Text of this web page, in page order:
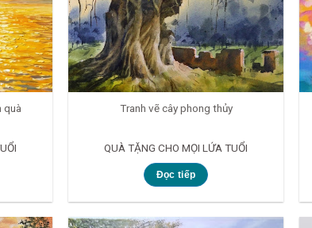
quà Tranh vẽ cây phong thủy
QUÀ TẶNG CHO MỌI LỨA TUỔI
Đọc tiếp